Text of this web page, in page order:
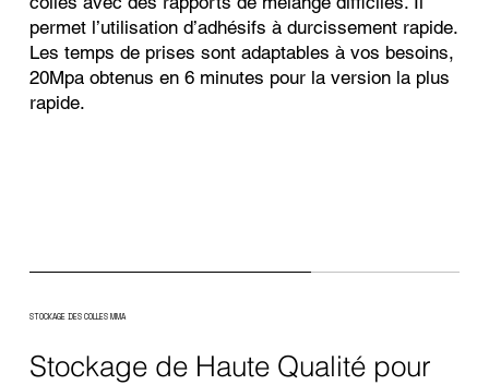
permet l’utilisation d’adhésifs à durcissement rapide.
Les temps de prises sont adaptables à vos besoins,
20Mpa obtenus en 6 minutes pour la version la plus
rapide.
STOCKAGE DES COLLES MMA
Stockage de Haute Qualité pour